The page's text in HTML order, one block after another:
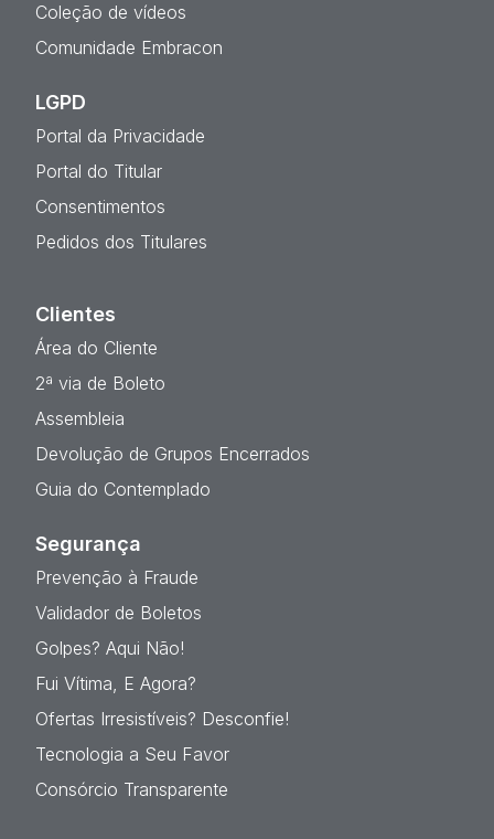
Coleção de vídeos
Comunidade Embracon
LGPD
Portal da Privacidade
Portal do Titular
Consentimentos
Pedidos dos Titulares
Clientes
Área do Cliente
2ª via de Boleto
Assembleia
Devolução de Grupos Encerrados
Guia do Contemplado
Segurança
Prevenção à Fraude
Validador de Boletos
Golpes? Aqui Não!
Fui Vítima, E Agora?
Ofertas Irresistíveis? Desconfie!
Tecnologia a Seu Favor
Consórcio Transparente